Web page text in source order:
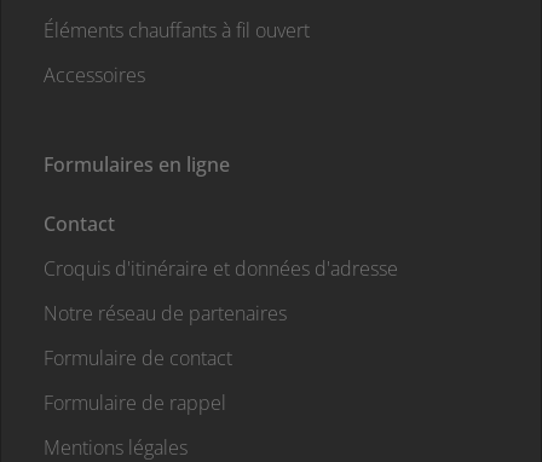
Éléments chauffants à fil ouvert
Accessoires
Formulaires en ligne
Contact
Croquis d'itinéraire et données d'adresse
Notre réseau de partenaires
Formulaire de contact
Formulaire de rappel
Mentions légales